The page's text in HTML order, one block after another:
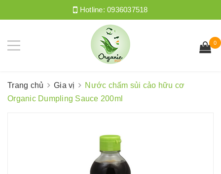
Hotline:0936037518
0
Trang chủ Gia vị
Nước chấm sủi cảo hữu cơ
Organic Dumpling Sauce 200ml